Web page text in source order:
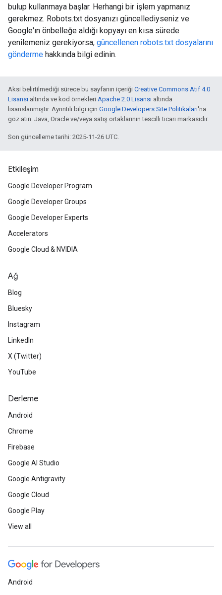
bulup kullanmaya başlar. Herhangi bir işlem yapmanız
gerekmez. Robots.txt dosyanızı güncellediyseniz ve
Google'ın önbelleğe aldığı kopyayı en kısa sürede
yenilemeniz gerekiyorsa, güncellenen robots.txt dosyalarını
gönderme hakkında bilgi edinin.
Aksi belirtilmediği sürece bu sayfanın içeriği Creative Commons Atıf 4.0
Lisansı altında ve kod örnekleri Apache 2.0 Lisansı altında
lisanslanmıştır. Ayrıntılı bilgi için Google Developers Site Politikaları'na
göz atın. Java, Oracle ve/veya satış ortaklarının tescilli ticari markasıdır.
Son güncelleme tarihi: 2025-11-26 UTC.
Etkileşim
Google Developer Program
Google Developer Groups
Google Developer Experts
Accelerators
Google Cloud & NVIDIA
Ağ
Blog
Bluesky
Instagram
LinkedIn
X (Twitter)
YouTube
Derleme
Android
Chrome
Firebase
Google AI Studio
Google Antigravity
Google Cloud
Google Play
View all
Android